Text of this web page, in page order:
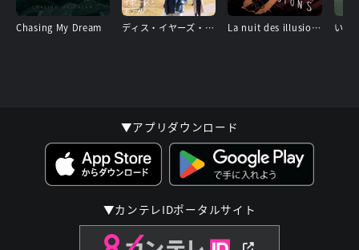
Chasing My Dream ディス・イヤーズ・モデル La nuit des illusions〜迷走の夜〜 いず
▼アプリダウンロード
▼カンテレIDポータルサイト